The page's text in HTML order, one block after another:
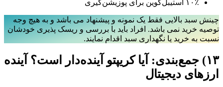
۱۰٪ استیبل‌کوین برای پوزیشن‌گیری
چینش سبد بالایی فقط یک نمونه و پیشنهاد می باشد و به هیچ وجه
توصیه خرید نمی باشد. افراد باید با بررسی و ریسک پذیری خودشان
نسبت به خرید یا نگهداری سبد اقدام نمایند.
۱۳) جمع‌بندی: آیا کریپتو آینده‌دار است؟
آینده
ارزهای دیجیتال